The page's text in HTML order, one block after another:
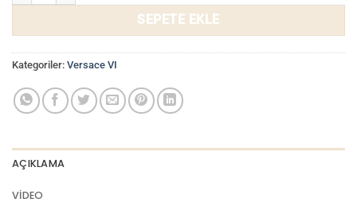
SEPETE EKLE
Kategoriler: Versace VI
AÇIKLAMA
VIDEO